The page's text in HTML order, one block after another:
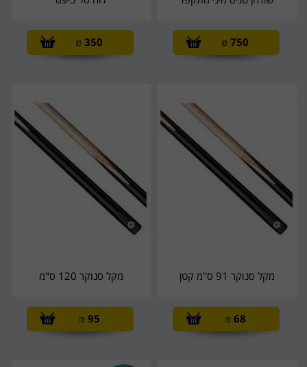
750
₪
350
₪
מקל סנוקר 91 ס"מ קטן
68
₪
מקל סנוקר 120 ס"מ
95
₪